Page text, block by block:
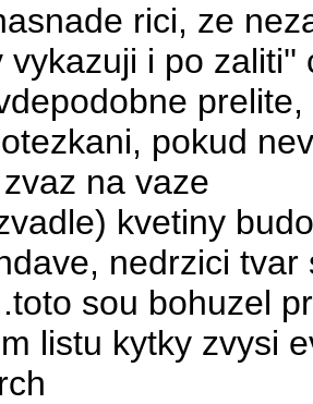
rici, ze
vykazuji i po
pokud
na vaze
kvetiny
nedrzici
sou bohuzel
listu kytky zvysi